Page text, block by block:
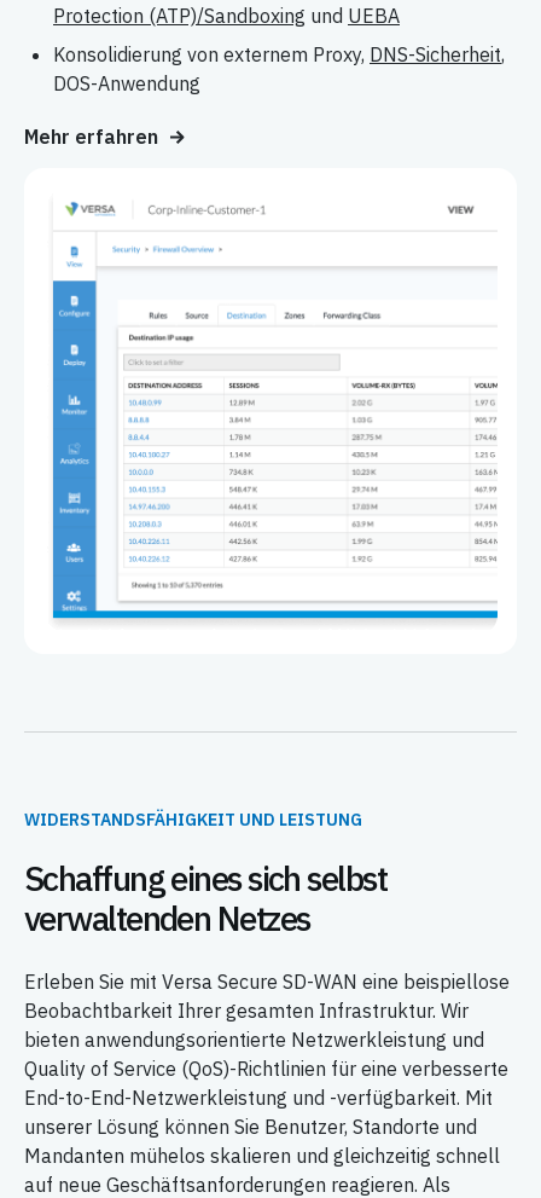
Protection (ATP)/Sandboxing und UEBA
Konsolidierung von externem Proxy, DNS-Sicherheit,
DOS-Anwendung
Mehr erfahren
WIDERSTANDSFÄHIGKEIT UND LEISTUNG
Schaffung eines sich selbst
verwaltenden Netzes
Erleben Sie mit Versa Secure SD-WAN eine beispiellose
Beobachtbarkeit Ihrer gesamten Infrastruktur. Wir
bieten anwendungsorientierte Netzwerkleistung und
Quality of Service (QoS)-Richtlinien für eine verbesserte
End-to-End-Netzwerkleistung und -verfügbarkeit. Mit
unserer Lösung können Sie Benutzer, Standorte und
Mandanten mühelos skalieren und gleichzeitig schnell
auf neue Geschäftsanforderungen reagieren. Als